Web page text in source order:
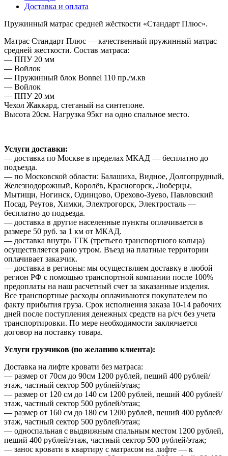
Доставка и оплата
Пружинный матрас средней жёсткости «Стандарт Плюс».
Матрас Стандарт Плюс — качественный пружинный матрас
средней жесткости. Состав матраса:
— ППУ 20 мм
— Войлок
— Пружинный блок Bonnel 110 пр./м.кв
— Войлок
— ППУ 20 мм
Чехол Жаккард, стеганый на синтепоне.
Высота 20см. Нагрузка 95кг на одно спальное место.
Услуги доставки:
— доставка по Москве в пределах МКАД — бесплатно до
подъезда.
— по Московской области: Балашиха, Видное, Долгопрудный,
Железнодорожный, Королёв, Красногорск, Люберцы,
Мытищи, Ногинск, Одинцово, Орехово-Зуево, Павловский
Посад, Реутов, Химки, Электрогорск, Электросталь —
бесплатно до подъезда.
— доставка в другие населенные пункты оплачивается в
размере 50 руб. за 1 км от МКАД.
— доставка внутрь ТТК (третьего транспортного кольца)
осуществляется рано утром. Въезд на платные территории
оплачивает заказчик.
— доставка в регионы: мы осуществляем доставку в любой
регион РФ с помощью транспортной компании после 100%
предоплаты на наш расчетный счет за заказанные изделия.
Все транспортные расходы оплачиваются покупателем по
факту прибытия груза. Срок исполнения заказа 10-14 рабочих
дней после поступления денежных средств на р/сч без учета
транспортировки. По мере необходимости заключается
договор на поставку товара.
Услуги грузчиков (по желанию клиента):
Доставка на лифте кровати без матраса:
— размер от 70см до 90см 1200 рублей, пеший 400 рублей/
этаж, частный сектор 500 рублей/этаж;
— размер от 120 см до 140 см 1200 рублей, пеший 400 рублей/
этаж, частный сектор 500 рублей/этаж;
— размер от 160 см до 180 см 1200 рублей, пеший 400 рублей/
этаж, частный сектор 500 рублей/этаж;
— односпальная с выдвижным спальным местом 1200 рублей,
пеший 400 рублей/этаж, частный сектор 500 рублей/этаж;
— занос кровати в квартиру с матрасом на лифте — к